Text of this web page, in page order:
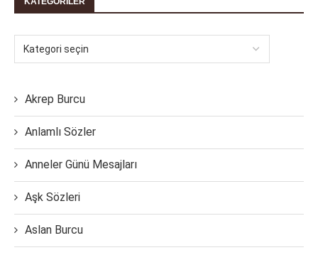
Akrep Burcu
Anlamlı Sözler
Anneler Günü Mesajları
Aşk Sözleri
Aslan Burcu